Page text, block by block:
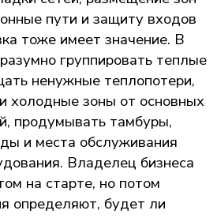
пути и защиту входов
тоже имеет значение. В
группировать теплые
ненужные теплопотери,
холодные зоны от основных
продумывать тамбуры,
и места обслуживания
Владелец бизнеса
на старте, но потом
определяют, будет ли